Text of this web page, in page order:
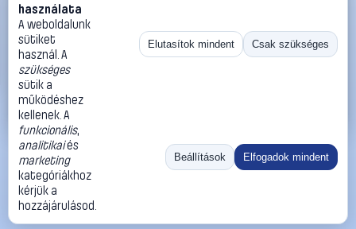
TOOLCRAFT TO-5384931 hengeres fejű csavar M6 60 mm
egyeneshornyú ISO 1207 200 db
TOOLCRAFT Metrikus csavarok
15 990 Ft
Kosárba
«
Ugrás:
Méret:
Rendezés:
©2026
ThermoScope
ÁSZF
Cégbemutató
használata
A weboldalunk
sütiket
használ. A
szükséges
sütik a
működéshez
kellenek. A
funkcionális,
analitikaiés
marketing
kategóriákhoz
kérjük a
hozzájárulásod.
Elutasítok mindent Csak szükséges
Beállítások Elfogadok mindent